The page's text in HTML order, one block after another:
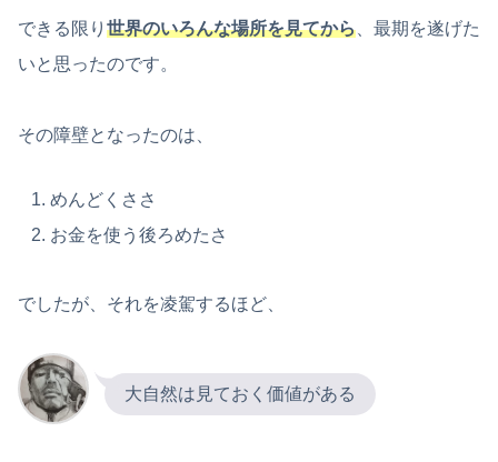
できる限り 世界のいろんな場所を見てから 、最期を遂げた
いと思ったのです。
その障壁となったのは、
めんどくささ
お金を使う後ろめたさ
でしたが、それを凌駕するほど、
大自然は見ておく価値がある